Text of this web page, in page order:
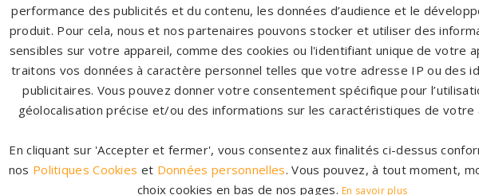
uniques et originales
choix de pierres tombales en granit de
ou originales à personnaliser.
NOTRE CATALOGUE
Un accompagnement
partenaires partout en
notre
performance des publicités et du contenu, les données d’audience et le
produit. Pour cela, nous et nos partenaires pouvons stocker et utiliser des
sensibles sur votre appareil, comme des cookies ou l'identifiant unique de votre
traitons vos données à caractère personnel telles que votre adresse IP ou des
publicitaires. Vous pouvez donner votre consentement spécifique pour
géolocalisation précise et/ou des informations sur les caractéristiques de votre
En cliquant sur 'Accepter et fermer', vous consentez aux finalités ci-dessus
nos Politiques Cookies et Données personnelles. Vous pouvez, à tout moment,
choix cookies en bas de nos pages. En savoir plus